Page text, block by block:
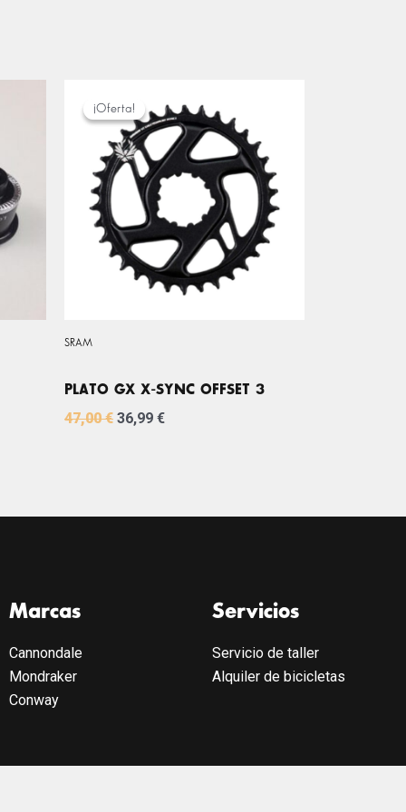
¡Oferta!
SRAM
¡Oferta!
PLATO GX X-SYNC OFFSET 3
47,00€
PRECIO
ORIGINAL
ERA:
47,00 €.
36,99 €
PRECIO
ACTUAL
ES:
36,99 €.
Marcas
Cannondale
Mondraker
Conway
Servicios
Servicio de taller
Alquiler de bicicletas